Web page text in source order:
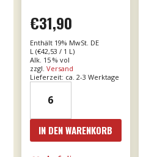
€31,90
Enthält 19% MwSt. DE
L (€42,53 / 1 L)
Alk. 15 % vol
zzgl. Versand
Lieferzeit: ca. 2-3 Werktage
Bricco
Bonfante
DOCG
riserva
IN DEN WARENKORB